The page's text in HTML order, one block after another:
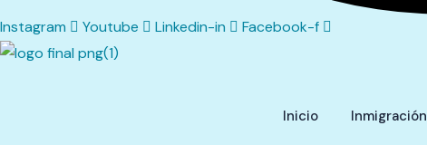
Instagram Youtube Linkedin-in Facebook-f
Inicio Inmigración